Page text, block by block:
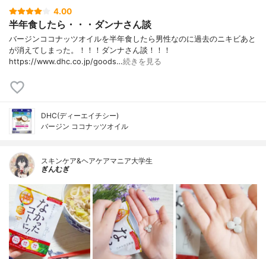
4.00
半年食したら・・・ダンナさん談
バージンココナッツオイルを半年食したら男性なのに過去のニキビあと
が消えてしまった。！！！ダンナさん談！！！
https://www.dhc.co.jp/goods…続きを見る
DHC(ディーエイチシー)
バージン ココナッツオイル
スキンケア&ヘアケアマニア大学生
ぎんむぎ